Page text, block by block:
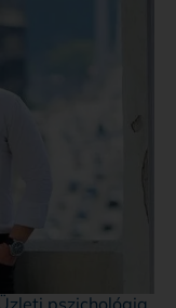
pszichológia